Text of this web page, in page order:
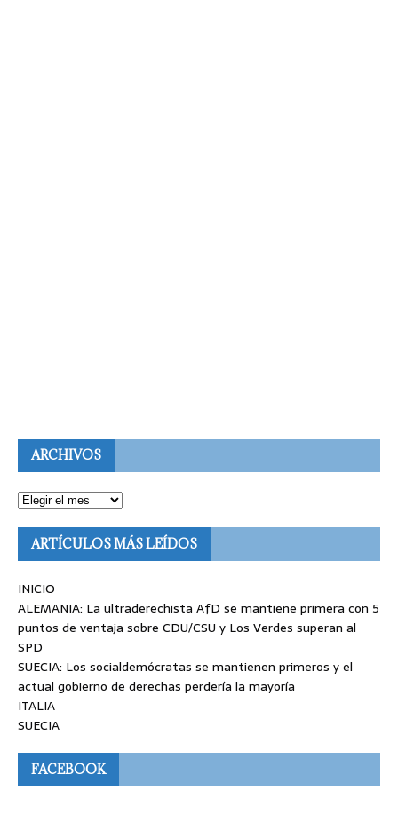
ARCHIVOS
ARTÍCULOS MÁS LEÍDOS
INICIO
ALEMANIA: La ultraderechista AfD se mantiene primera con 5
puntos de ventaja sobre CDU/CSU y Los Verdes superan al
SPD
SUECIA: Los socialdemócratas se mantienen primeros y el
actual gobierno de derechas perdería la mayoría
ITALIA
SUECIA
FACEBOOK